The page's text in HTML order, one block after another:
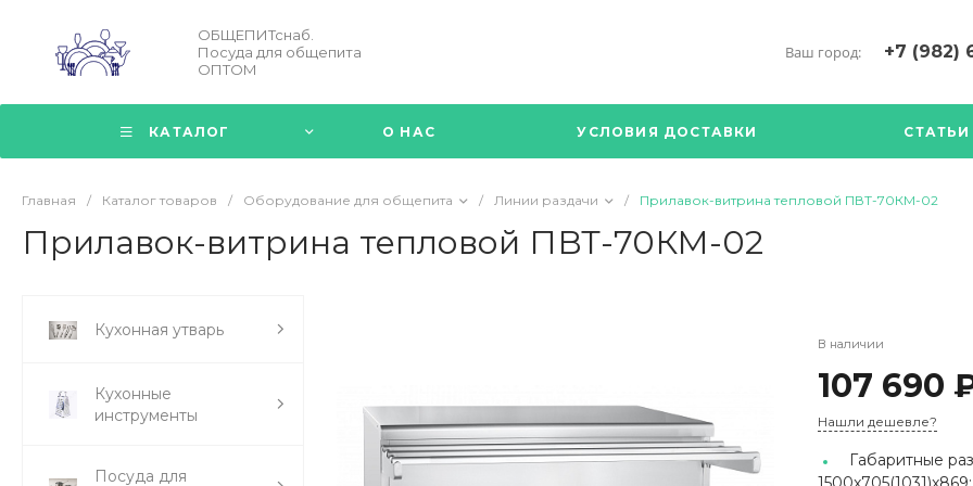
ОБЩЕПИТснаб.
Посуда для общепита
ОПТОМ
Ваш город: +7 (982)
+7 (34376)
г. Богданович,
17.00
КАТАЛОГ О НАС УСЛОВИЯ ДОСТАВКИ СТАТЬИ
Главная / Каталог товаров / Оборудование для общепита / Линии раздачи / Прилавок-витрина тепловой ПВТ-70КМ-02
Прилавок-витрина тепловой ПВТ-70КМ-02
Кухонная утварь
Кухонные
инструменты
Посуда для
В наличии
107 690
Нашли дешевле?
Габаритные